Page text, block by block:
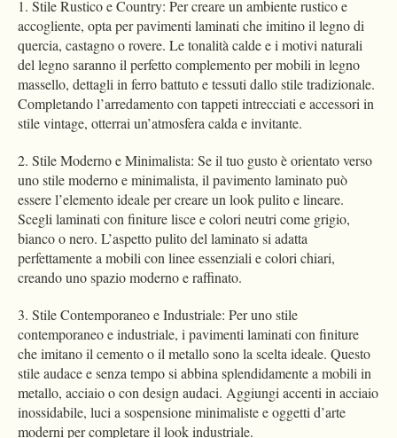
1. Stile Rustico e Country: Per creare un ambiente rustico e
accogliente, opta per pavimenti laminati che imitino il legno di
quercia, castagno o rovere. Le tonalità calde e i motivi naturali
del legno saranno il perfetto complemento per mobili in legno
massello, dettagli in ferro battuto e tessuti dallo stile tradizionale.
Completando l’arredamento con tappeti intrecciati e accessori in
stile vintage, otterrai un’atmosfera calda e invitante.
2. Stile Moderno e Minimalista: Se il tuo gusto è orientato verso
uno stile moderno e minimalista, il pavimento laminato può
essere l’elemento ideale per creare un look pulito e lineare.
Scegli laminati con finiture lisce e colori neutri come grigio,
bianco o nero. L’aspetto pulito del laminato si adatta
perfettamente a mobili con linee essenziali e colori chiari,
creando uno spazio moderno e raffinato.
3. Stile Contemporaneo e Industriale: Per uno stile
contemporaneo e industriale, i pavimenti laminati con finiture
che imitano il cemento o il metallo sono la scelta ideale. Questo
stile audace e senza tempo si abbina splendidamente a mobili in
metallo, acciaio o con design audaci. Aggiungi accenti in acciaio
inossidabile, luci a sospensione minimaliste e oggetti d’arte
moderni per completare il look industriale.